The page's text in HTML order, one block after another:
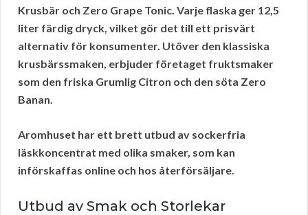
Krusbär och Zero Grape Tonic. Varje flaska ger 12,5
liter färdig dryck, vilket gör det till ett prisvärt
alternativ för konsumenter. Utöver den klassiska
krusbärssmaken, erbjuder företaget fruktsmaker
som den friska Grumlig Citron och den söta Zero
Banan.
Aromhuset har ett brett utbud av sockerfria
läskkoncentrat med olika smaker, som kan
införskaffas online och hos återförsäljare.
Utbud av Smak och Storlekar